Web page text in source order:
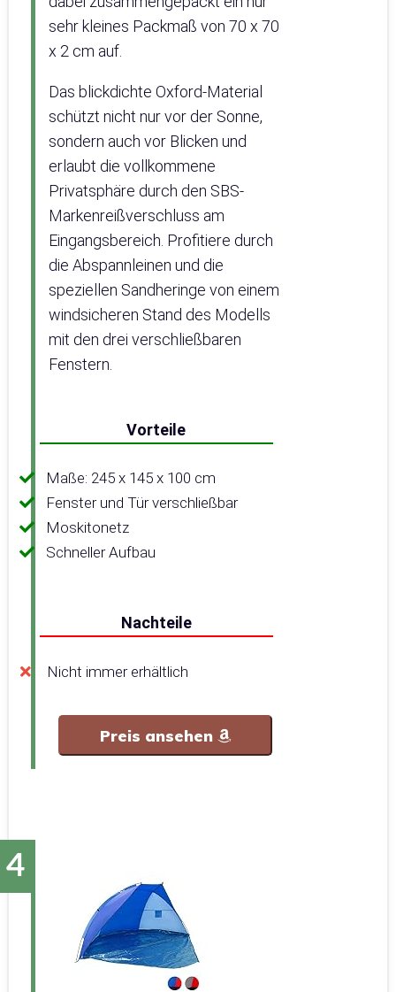
sehr kleines Packmaß von 70 x 70
x 2 cm auf.
Das blickdichte Oxford-Material
schützt nicht nur vor der Sonne,
sondern auch vor Blicken und
erlaubt die vollkommene
Privatsphäre durch den SBS-
Markenreißverschluss am
Eingangsbereich. Profitiere durch
die Abspannleinen und die
speziellen Sandheringe von einem
windsicheren Stand des Modells
mit den drei verschließbaren
Fenstern.
Vorteile
Maße: 245 x 145 x 100 cm
Fenster und Tür verschließbar
Moskitonetz
Schneller Aufbau
Nachteile
Nicht immer erhältlich
Preis ansehen